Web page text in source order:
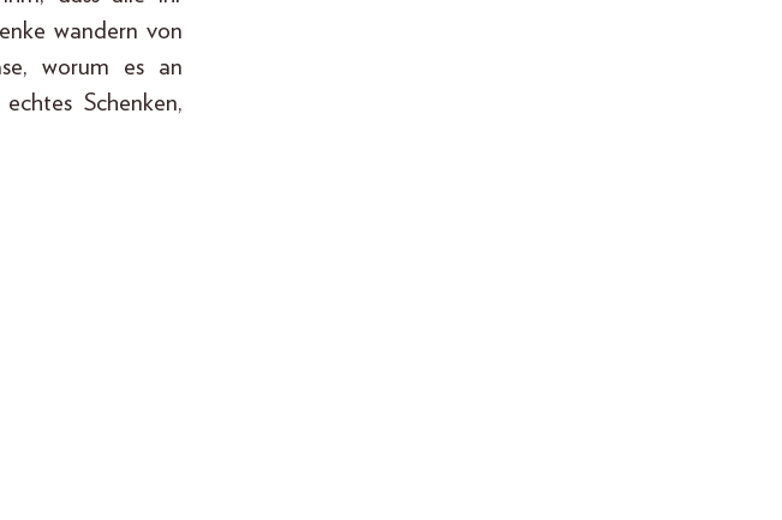
wandern von
worum es an
Schenken,